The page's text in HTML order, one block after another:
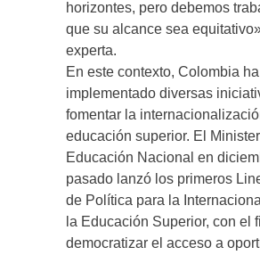
horizontes, pero debemos
que su alcance sea
experta.
En este contexto, Colombia ha
implementado diversas
fomentar la
educación superior. El
Educación Nacional en
pasado lanzó los primeros
de Política para la
la Educación Superior, con el
democratizar el acceso a